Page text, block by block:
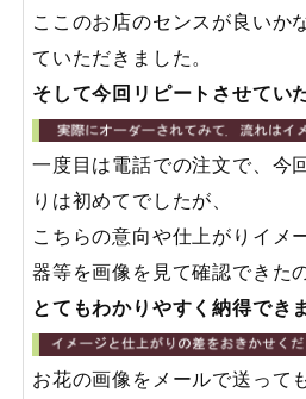
ここのお店のセンスが良いか
ていただきました。
そして今回リピートさせてい
一度目は電話での注文で、今
りは初めてでしたが、
こちらの意向や仕上がりイメ
器等を画像を見て確認できたの
とてもわかりやすく納得でき
お花の画像をメールで送って